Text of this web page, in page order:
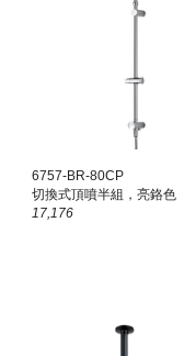
6757-BR-80CP
切換式頂噴半組，亮鉻色
17,176